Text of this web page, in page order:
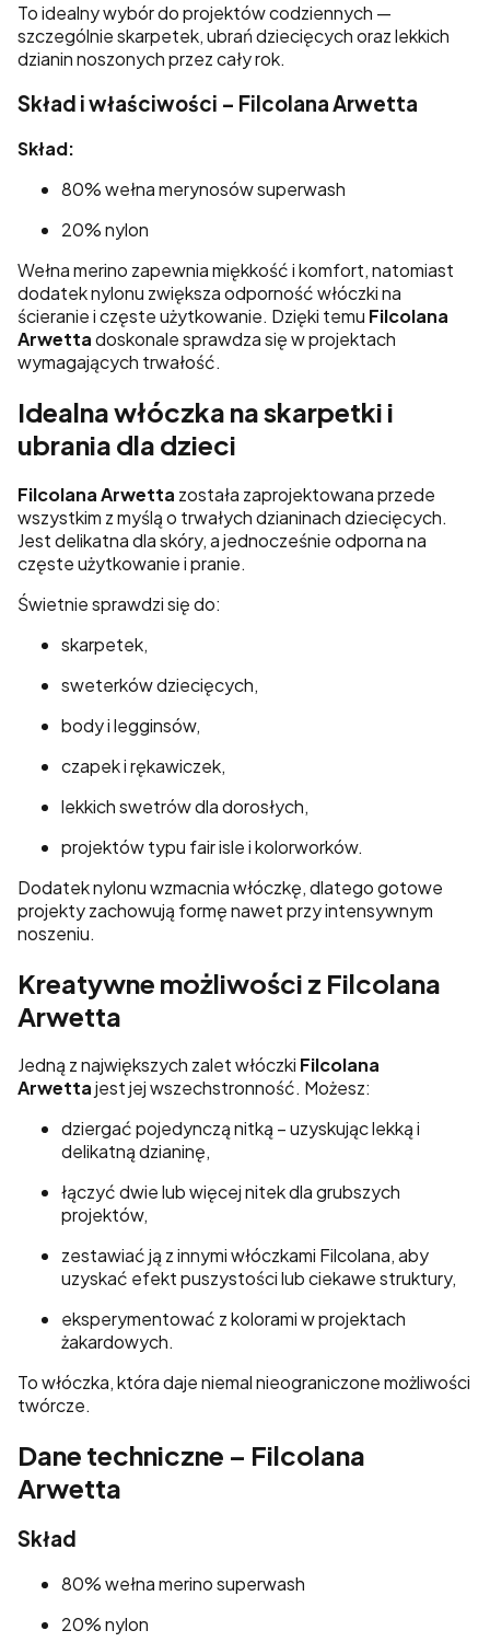
To idealny wybór do projektów codziennych —
szczególnie skarpetek, ubrań dziecięcych oraz lekkich
dzianin noszonych przez cały rok.
Skład i właściwości – Filcolana Arwetta
Skład:
80% wełna merynosów superwash
20% nylon
Wełna merino zapewnia miękkość i komfort, natomiast
dodatek nylonu zwiększa odporność włóczki na
ścieranie i częste użytkowanie. Dzięki temu Filcolana
Arwettadoskonale sprawdza się w projektach
wymagających trwałość.
Idealna włóczka na skarpetki i
ubrania dla dzieci
Filcolana Arwetta została zaprojektowana przede
wszystkim z myślą o trwałych dzianinach dziecięcych.
Jest delikatna dla skóry, a jednocześnie odporna na
częste użytkowanie i pranie.
Świetnie sprawdzi się do:
skarpetek,
sweterków dziecięcych,
body i legginsów,
czapek i rękawiczek,
lekkich swetrów dla dorosłych,
projektów typu fair isle i kolorworków.
Dodatek nylonu wzmacnia włóczkę, dlatego gotowe
projekty zachowują formę nawet przy intensywnym
noszeniu.
Kreatywne możliwości z Filcolana
Arwetta
Jedną z największych zalet włóczki Filcolana
Arwettajest jej wszechstronność. Możesz:
dziergać pojedynczą nitką – uzyskując lekką i
delikatną dzianinę,
łączyć dwie lub więcej nitek dla grubszych
projektów,
zestawiać ją z innymi włóczkami Filcolana, aby
uzyskać efekt puszystości lub ciekawe struktury,
eksperymentować z kolorami w projektach
żakardowych.
To włóczka, która daje niemal nieograniczone możliwości
twórcze.
Dane techniczne – Filcolana
Arwetta
Skład
80% wełna merino superwash
20% nylon